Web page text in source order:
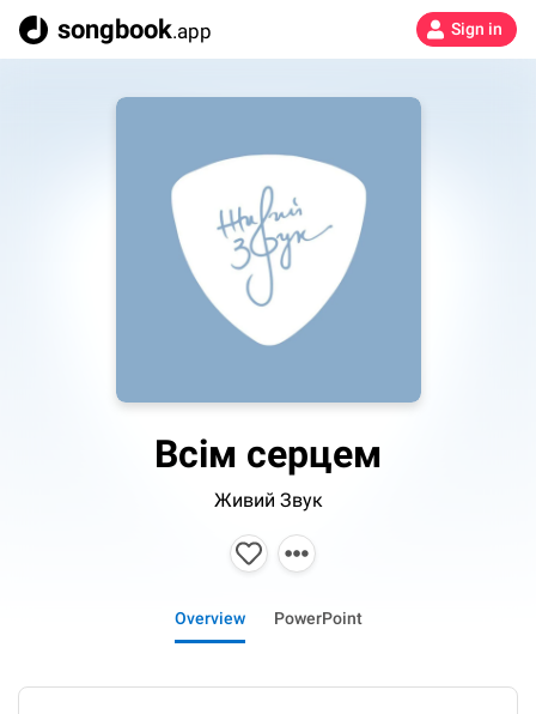
songbook.app Sign in
Всім серцем
Живий Звук
Overview PowerPoint